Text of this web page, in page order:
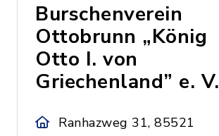
Burschenverein
Ottobrunn „König
Otto I. von
Griechenland” e. V.
Ranhazweg 31, 85521